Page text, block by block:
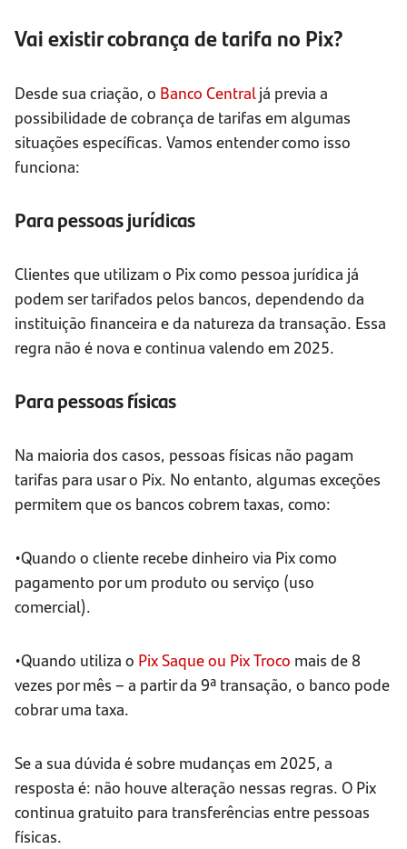
Vai existir cobrança de tarifa no Pix?
Desde sua criação, o Banco Centraljá previa a
possibilidade de cobrança de tarifas em algumas
situações específicas. Vamos entender como isso
funciona:
Para pessoas jurídicas
Clientes que utilizam o Pix como pessoa jurídica já
podem ser tarifados pelos bancos, dependendo da
instituição financeira e da natureza da transação. Essa
regra não é nova e continua valendo em 2025.
Para pessoas físicas
Na maioria dos casos, pessoas físicas não pagam
tarifas para usar o Pix. No entanto, algumas exceções
permitem que os bancos cobrem taxas, como:
•Quando o cliente recebe dinheiro via Pix como
pagamento por um produto ou serviço (uso
comercial).
•Quando utiliza o Pix Saque ou Pix Troco mais de 8
vezes por mês – a partir da 9ª transação, o banco pode
cobrar uma taxa.
Se a sua dúvida é sobre mudanças em 2025, a
resposta é: não houve alteração nessas regras. O Pix
continua gratuito para transferências entre pessoas
físicas.